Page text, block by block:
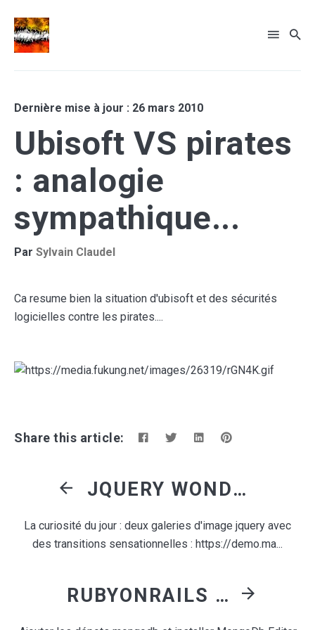
Dernière mise à jour : 26 mars 2010
Ubisoft VS pirates
: analogie
sympathique...
Par Sylvain Claudel
Ca resume bien la situation d'ubisoft et des sécurités
logicielles contre les pirates....
Share this article:
JQUERY WONDERFUL TRANSITION - 2 PLUGINS AVEC DES JOLIES TRANSITIONS JQUERY
La curiosité du jour : deux galeries d'image jquery avec
des transitions sensationnelles : https://demo.ma...
RUBYONRAILS AVEC MONGODB FROM SCRATCH
sur
... sinon recherche par tags